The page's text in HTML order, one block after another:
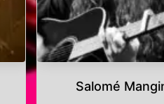
Salomé